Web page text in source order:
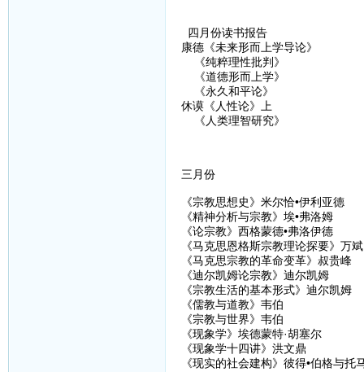
四月份读书报告
康德《未来形而上学导论》
《纯粹理性批判》
《道德形而上学》
《永久和平论》
休谟《人性论》上
《人类理智研究》
三月份
《宗教思想史》米尔恰•伊利亚德
《精神分析与宗教》埃•弗洛姆
《论宗教》西格蒙德•弗洛伊德
《马克思恩格斯宗教理论探要》万
《马克思宗教的革命变革》叔贵峰
《迪尔凯姆论宗教》迪尔凯姆
《宗教生活的基本形式》迪尔凯姆
《儒教与道教》韦伯
《宗教与世界》韦伯
《现象学》埃德蒙特·胡塞尔
《现象学十四讲》洪文鼎
《现实的社会建构》彼得•伯格与托